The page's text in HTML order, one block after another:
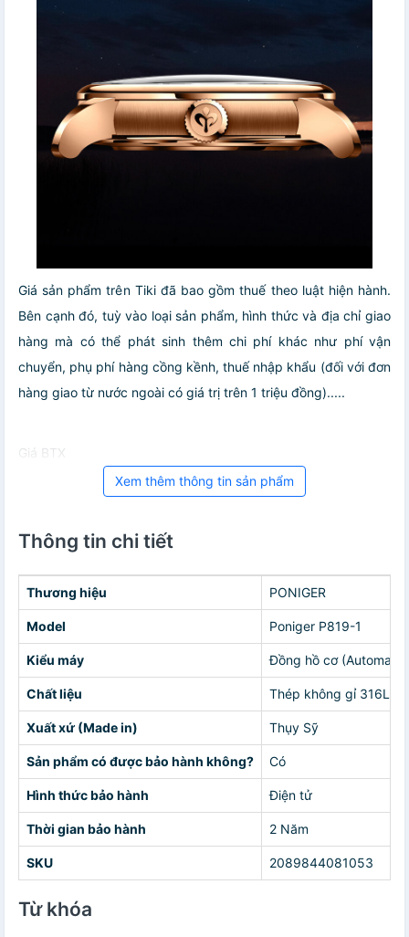
Giá sản phẩm trên Tiki đã bao gồm thuế theo luật hiện hành.
Bên cạnh đó, tuỳ vào loại sản phẩm, hình thức và địa chỉ giao
hàng mà có thể phát sinh thêm chi phí khác như phí vận
chuyển, phụ phí hàng cồng kềnh, thuế nhập khẩu (đối với đơn
hàng giao từ nước ngoài có giá trị trên 1 triệu đồng).....
Giá BTX
Xem thêm thông tin sản phẩm
Thông tin chi tiết
Thương hiệu PONIGER
Model Poniger P819-1
Kiểu máy Đồng hồ cơ
Chất liệu Thép không gỉ 316L
Xuất xứ (Made in) Thụy Sỹ
Sản phẩm có được bảo hành không? Có
Hình thức bảo hành Điện tử
Thời gian bảo hành 2 Năm
SKU 2089844081053
Từ khóa